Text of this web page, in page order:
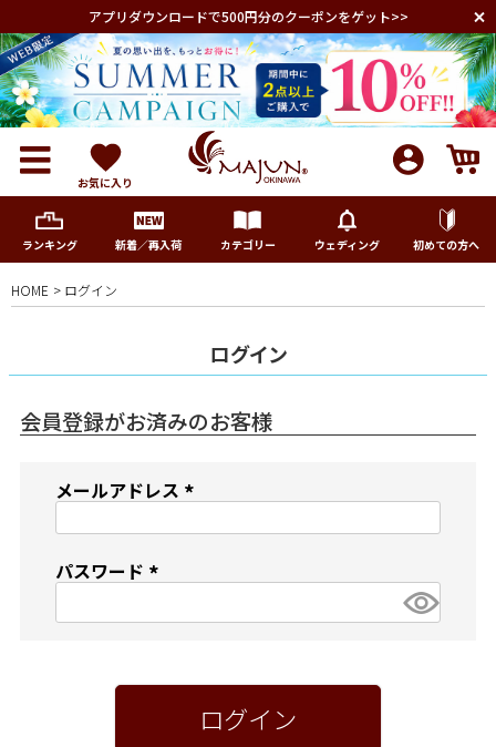
アプリダウンロードで500円分のクーポンをゲット>>
お気に入り
ランキング 新着／再入荷 カテゴリー ウェディング 初めての方へ
メンズ
キッズ
ペア商品
ランキング
HOME ログイン
ログイン
会員登録がお済みのお客様
メールアドレス
必
)
パスワード
必
ログイン